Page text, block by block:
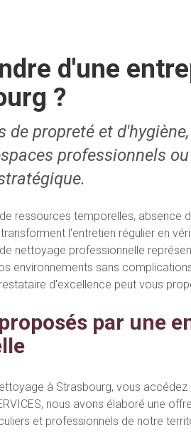
d'une
?
de propreté et
professionnels
ressources temporelles, absence
l'entretien régulier en
nettoyage professionnelle
environnements sans
d'excellence peut vous
par une
à Strasbourg, vous
nous avons élaboré une
et professionnels de notre